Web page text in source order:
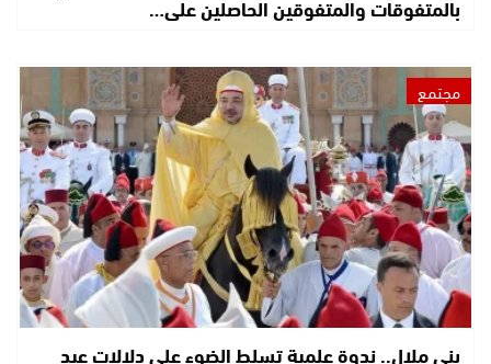
مجتمع
بني ملال.. ندوة علمية تسلط الضوء على دلالات عيد